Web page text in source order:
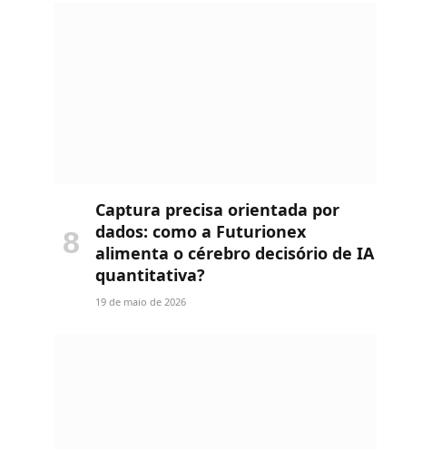
Captura precisa orientada por
dados: como a Futurionex
alimenta o cérebro decisório de IA
quantitativa?
19 de maio de 2026